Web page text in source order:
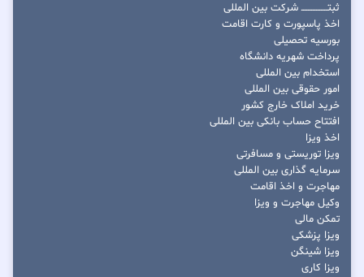
ثبتــــــــــــــــ شرکت بین المللی
اخذ پاسپورت و کارت اقامت
بورسیه تحصیلی
پرداخت شهریه دانشگاه
استخدام بین المللی
امور حقوقی بین المللی
خرید املاک خارج کشور
افتتاح حساب بانکی بین المللی
اخذ ویزا
ویزا توریستی و مسافرتی
سرمایه گذاری بین المللی
مهاجرت و اخذ اقامت
وکیل مهاجرت و ویزا
تمکن مالی
ویزا پزشکی
ویزا شینگن
ویزا کاری